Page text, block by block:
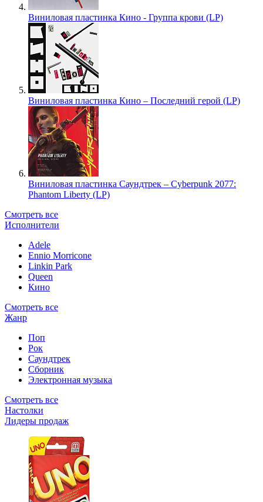
Виниловая пластинка Кино - Группа крови (LP)
Виниловая пластинка Кино – Последний герой (LP)
Виниловая пластинка Саундтрек – Cyberpunk 2077:
Phantom Liberty (LP)
Смотреть все
Исполнители
Adele
Ennio Morricone
Linkin Park
Queen
Кино
Смотреть все
Жанр
Поп
Рок
Саундтрек
Сборник
Электронная музыка
Смотреть все
Настолки
Лидеры продаж